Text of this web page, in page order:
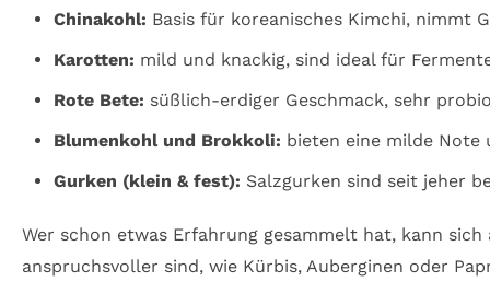
Chinakohl: Basis für koreanisches Kimchi, nimmt
Karotten: mild und knackig, sind ideal für
Rote Bete: süßlich-erdiger Geschmack, sehr
Blumenkohl und Brokkoli: bieten eine milde Note
Gurken (klein & fest): Salzgurken sind seit jeher
Wer schon etwas Erfahrung gesammelt hat, kann
anspruchsvoller sind, wie Kürbis, Auberginen oder